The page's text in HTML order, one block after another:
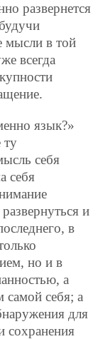
развернется
мысли в той
всегда
язык?»
ту
себя
себя
и
в
но и в
а
самой себя; а
для
сохранения